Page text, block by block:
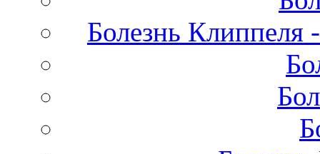
Болезнь Клиппеля